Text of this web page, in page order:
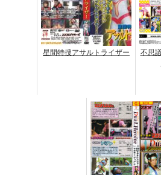
星間特捜アサルトライザー
不思